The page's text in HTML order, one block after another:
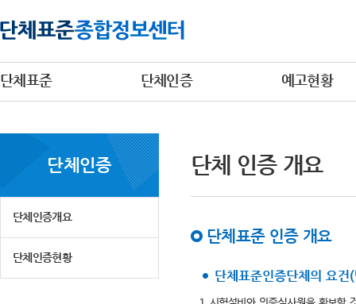
단체표준 단체인증 예고현황
단체인증
단체인증개요
단체인증현황
단체 인증 개요
단체표준 인증 개요